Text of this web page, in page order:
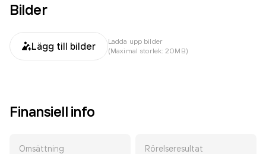
Bilder
Lägg till bilder
Ladda upp bilder
(Maximal storlek: 20MB)
Finansiell info
Omsättning Rörelseresultat